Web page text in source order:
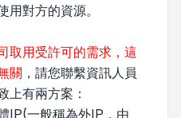
對方的資源。
取用受許可的需求，這
關 ，請您聯繫資訊人員
上有兩方案：
IP(一般稱為外IP，由